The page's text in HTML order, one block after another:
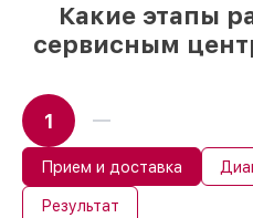
Какие этапы
сервисным
1
Прием и доставка
Результат